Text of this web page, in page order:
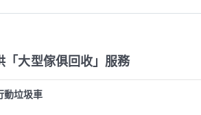
「大型傢俱回收」服務
動垃圾車